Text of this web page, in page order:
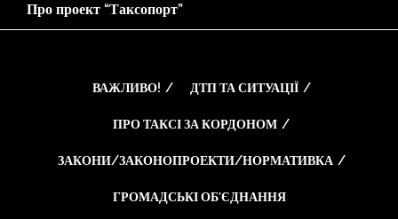
Про проект “Таксопорт”
ВАЖЛИВО! ДТП ТА СИТУАЦІЇ
ПРО ТАКСІ ЗА КОРДОНОМ
ЗАКОНИ/ЗАКОНОПРОЕКТИ/НОРМАТИВКА
ГРОМАДСЬКІ ОБ’ЄДНАННЯ